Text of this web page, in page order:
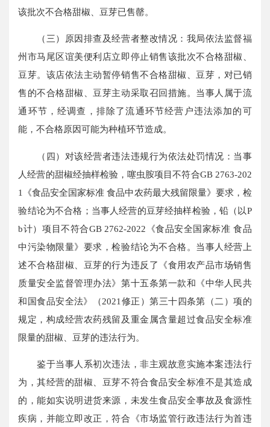
该批次不合格甜椒、豆芽已售罄。
（三）原因排查及经营者整改情况：我局依法监督福
州市马尾区谊美便利店立即停止销售该批次不合格甜椒、
豆芽。该店依法主动暂停销售不合格甜椒、豆芽，对已销
售的不合格甜椒、豆芽主动采取召回措施。当事人属于流
通环节，经调查，排除了流通环节经营户违法添加的可
能，不合格原因可能为种植环节造成。
（四）对该经营者违法违规行为依法处罚情况：当事
人经营的甜椒经抽样检验，噻虫胺项目不符合GB 2763-202
1《食品安全国家标准 食品中农药最大残留限量》要求，检
验结论为不合格；当事人经营的豆芽经抽样检验，铅（以P
b计）项目不符合GB 2762-2022《食品安全国家标准 食品
中污染物限量》要求，检验结论为不合格。当事人经营上
述不合格甜椒、豆芽的行为违反了《食用农产品市场销售
质量安全监督管理办法》第十五条第一款和《中华人民共
和国食品安全法》（2021修正）第三十四条第（二）项的
规定，构成经营农药残留及重金属含量超过食品安全标准
限量的甜椒、豆芽的违法行为。
鉴于当事人系初次违法，非主观故意实施本案违法行
为，其经营的甜椒、豆芽不符合食品安全标准不是其造成
的，能如实说明进货来源，未发生食品安全事故及食源性
疾病，并能立即改正，符合《市场监管行政违法行为首违